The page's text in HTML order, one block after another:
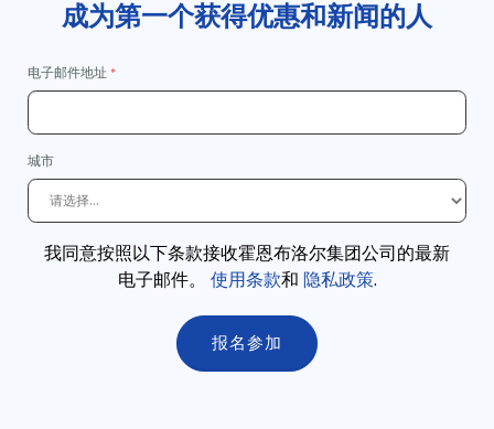
成为第一个获得优惠和新闻的人
电子邮件地址
城市
我同意按照以下条款接收霍恩布洛尔集团公司的最新
电子邮件。 使用条款和 隐私政策.